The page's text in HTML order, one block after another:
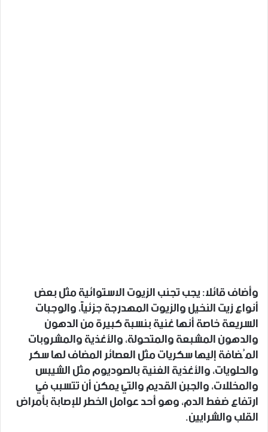
وأضاف قائلا: يجب تجنب الزيوت الاستوائية مثل بعض
أنواع زيت النخيل والزيوت المهدرجة جزئياً، والوجبات
السريعة خاصة أنها غنية بنسبة كبيرة من الدهون
والدهون المشبعة والمتحولة، والأغذية والمشروبات
المُضافة إليها سكريات مثل العصائر المضاف لها سكر
والحلويات، والأغذية الغنية بالصوديوم مثل الشيبس
والمخللات، والجبن القديم والتي يمكن أن تتسبب في
ارتفاع ضغط الدم، وهو أحد عوامل الخطر للإصابة بأمراض
القلب والشرايين.